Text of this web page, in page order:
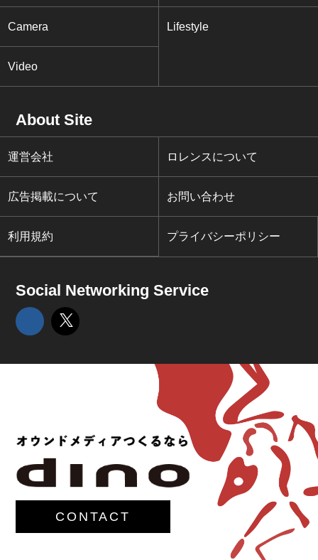
Camera Lifestyle
Video
About Site
運営会社 ロレンスについて
広告掲載について お問い合わせ
利用規約 プライバシーポリシー
Social Networking Service
CONTACT